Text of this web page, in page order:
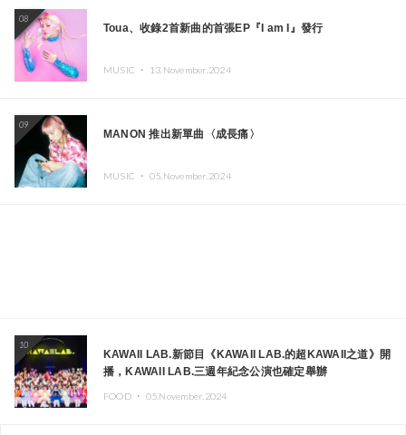
08
Toua、收錄2首新曲的首張EP『I am I』發行
MUSIC ・ 13.November.2024
09
MANON 推出新單曲〈成長痛〉
MUSIC ・ 05.November.2024
10
KAWAII LAB.新節目《KAWAII LAB.的超KAWAII之道》開
播，KAWAII LAB.三週年紀念公演也確定舉辦
FOOD ・ 05.November.2024